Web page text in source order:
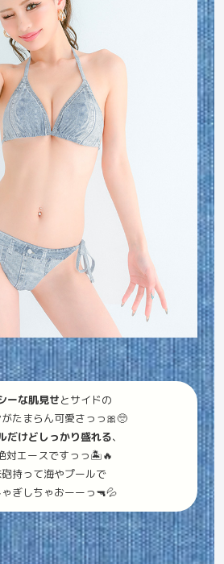
ーな肌見せとサイドの
たまらん可愛さっっ🎀🥺
だけどしっかり盛れる、
対エースですっっ🏝️🔥
持って海やプールで
ぎしちゃおーーっ🔫💦